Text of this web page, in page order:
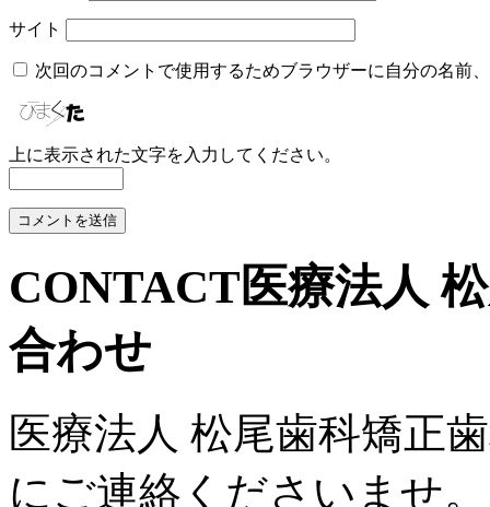
サイト
次回のコメントで使用するためブラウザーに自分の名前
上に表示された文字を入力してください。
CONTACT医療法人
合わせ
医療法人 松尾歯科矯正
にご連絡くださいませ。